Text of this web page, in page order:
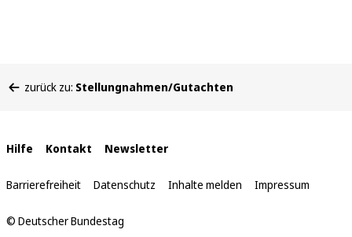
befinden
zurück zu: Stellungnahmen/Gutachten
Interne
Links
Hilfe Kontakt Newsletter
Barrierefreiheit Datenschutz Inhalte melden Impressum
© Deutscher Bundestag